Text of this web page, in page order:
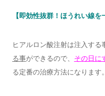
【即効性抜群！ほうれい線を
ヒアルロン酸注射は注入する
る事ができるので、 その日に
る定番の治療方法になります。